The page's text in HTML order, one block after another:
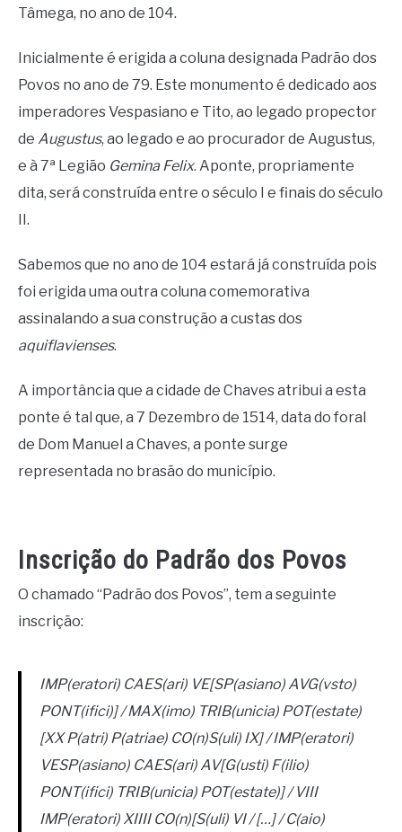
Tâmega, no ano de 104.
Inicialmente é erigida a coluna designada Padrão dos
Povos no ano de 79. Este monumento é dedicado aos
imperadores Vespasiano e Tito, ao legado propector
de Augustus, ao legado e ao procurador de Augustus,
e à 7ª Legião Gemina Felix. Aponte, propriamente
dita, será construída entre o século I e finais do século
II.
Sabemos que no ano de 104 estará já construída pois
foi erigida uma outra coluna comemorativa
assinalando a sua construção a custas dos
aquiflavienses.
A importância que a cidade de Chaves atribui a esta
ponte é tal que, a 7 Dezembro de 1514, data do foral
de Dom Manuel a Chaves, a ponte surge
representada no brasão do município.
Inscrição do Padrão dos Povos
O chamado “Padrão dos Povos”, tem a seguinte
inscrição:
IMP(eratori) CAES(ari) VE[SP(asiano) AVG(vsto)
PONT(ifici)] / MAX(imo) TRIB(unicia) POT(estate)
[XX P(atri) P(atriae) CO(n)S(uli) IX] / IMP(eratori)
VESP(asiano) CAES(ari) AV[G(usti) F(ilio)
PONT(ifici) TRIB(unicia) POT(estate)] / VIII
IMP(eratori) XIIII CO(n)[S(uli) VI / […] / C(aio)